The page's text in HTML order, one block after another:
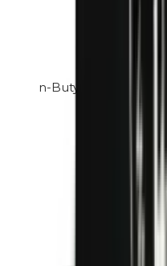
n-Butylparabènes